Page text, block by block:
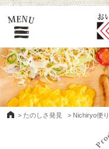
> たのしさ発見 > Nichiryo便り